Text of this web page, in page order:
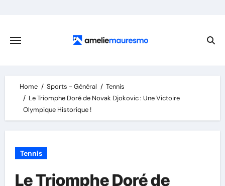
content
Home Sports - Général
Tennis
Le Triomphe Doré de Novak Djokovic : Une Victoire
Olympique Historique !
Tennis
Le Triomphe Doré de